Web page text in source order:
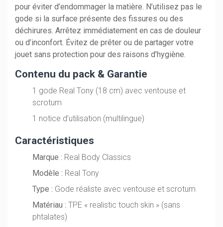
pour éviter d’endommager la matière. N’utilisez pas le
gode si la surface présente des fissures ou des
déchirures. Arrêtez immédiatement en cas de douleur
ou d’inconfort. Évitez de prêter ou de partager votre
jouet sans protection pour des raisons d’hygiène.
Contenu du pack & Garantie
1 gode Real Tony (18 cm) avec ventouse et
scrotum
1 notice d’utilisation (multilingue)
Caractéristiques
Marque : Real Body Classics
Modèle : Real Tony
Type : Gode réaliste avec ventouse et scrotum
Matériau : TPE « realistic touch skin » (sans
phtalates)